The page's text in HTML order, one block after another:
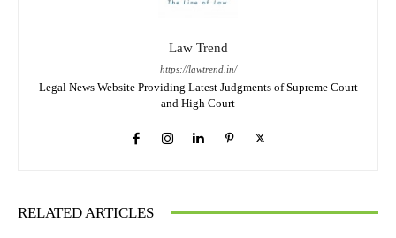
Law Trend
https://lawtrend.in/
Legal News Website Providing Latest Judgments of Supreme Court
and High Court
RELATED ARTICLES